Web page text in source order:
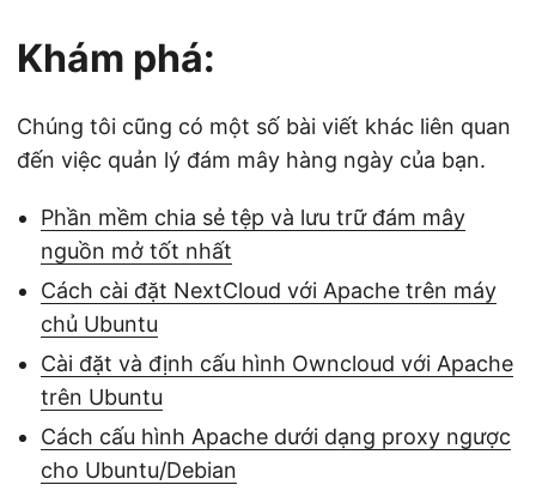
Khám phá:
Chúng tôi cũng có một số bài viết khác liên quan
đến việc quản lý đám mây hàng ngày của bạn.
Phần mềm chia sẻ tệp và lưu trữ đám mây
nguồn mở tốt nhất
Cách cài đặt NextCloud với Apache trên máy
chủ Ubuntu
Cài đặt và định cấu hình Owncloud với Apache
trên Ubuntu
Cách cấu hình Apache dưới dạng proxy ngược
cho Ubuntu/Debian